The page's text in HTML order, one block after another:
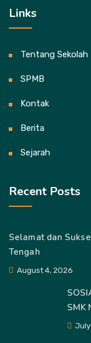
Links
Tentang Sekolah
SPMB
Kontak
Berita
Sejarah
Recent Posts
Selamat dan
Tengah
August 4, 2026
SMK